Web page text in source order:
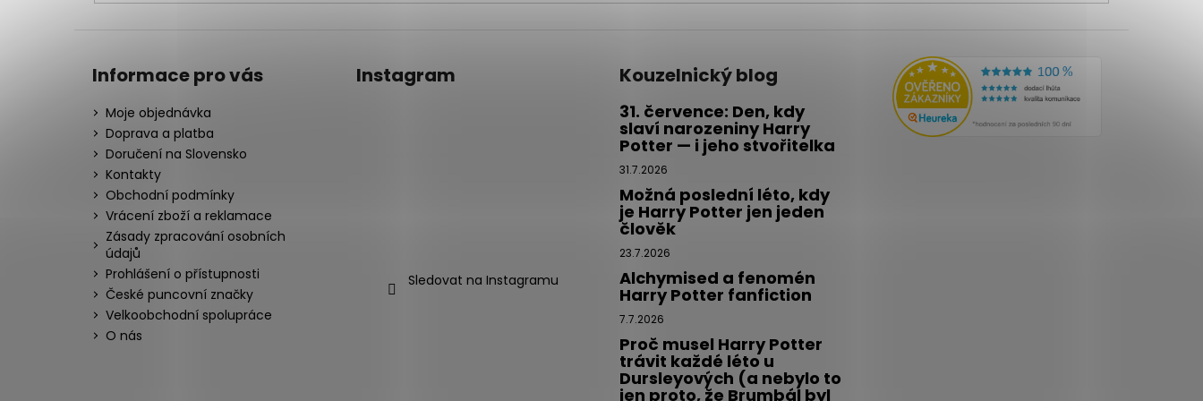
ý
Informace pro vás
Moje objednávka
Doprava a platba
Doručení na Slovensko
Kontakty
Obchodní podmínky
Vrácení zboží a reklamace
Zásady zpracování osobních
údajů
Prohlášení o přístupnosti
České puncovní značky
Velkoobchodní spolupráce
O nás
Instagram
Sledovat na Instagramu
Kouzelnický blog
31. července: Den, kdy
slaví narozeniny Harry
Potter — i jeho stvořitelka
31.7.2026
Možná poslední léto, kdy
je Harry Potter jen jeden
člověk
23.7.2026
Alchymised a fenomén
Harry Potter fanfiction
7.7.2026
Proč musel Harry Potter
trávit každé léto u
Dursleyových (a nebylo to
jen proto, že Brumbál byl